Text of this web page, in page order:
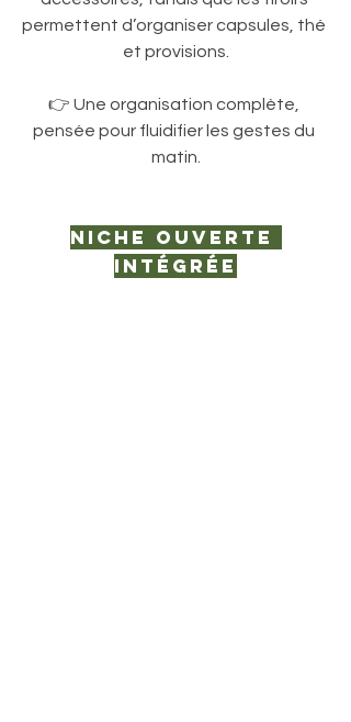
permettent d’organiser capsules, thé
et provisions.
👉 Une organisation complète,
pensée pour fluidifier les gestes du
matin.
Niche ouverte
intégrée